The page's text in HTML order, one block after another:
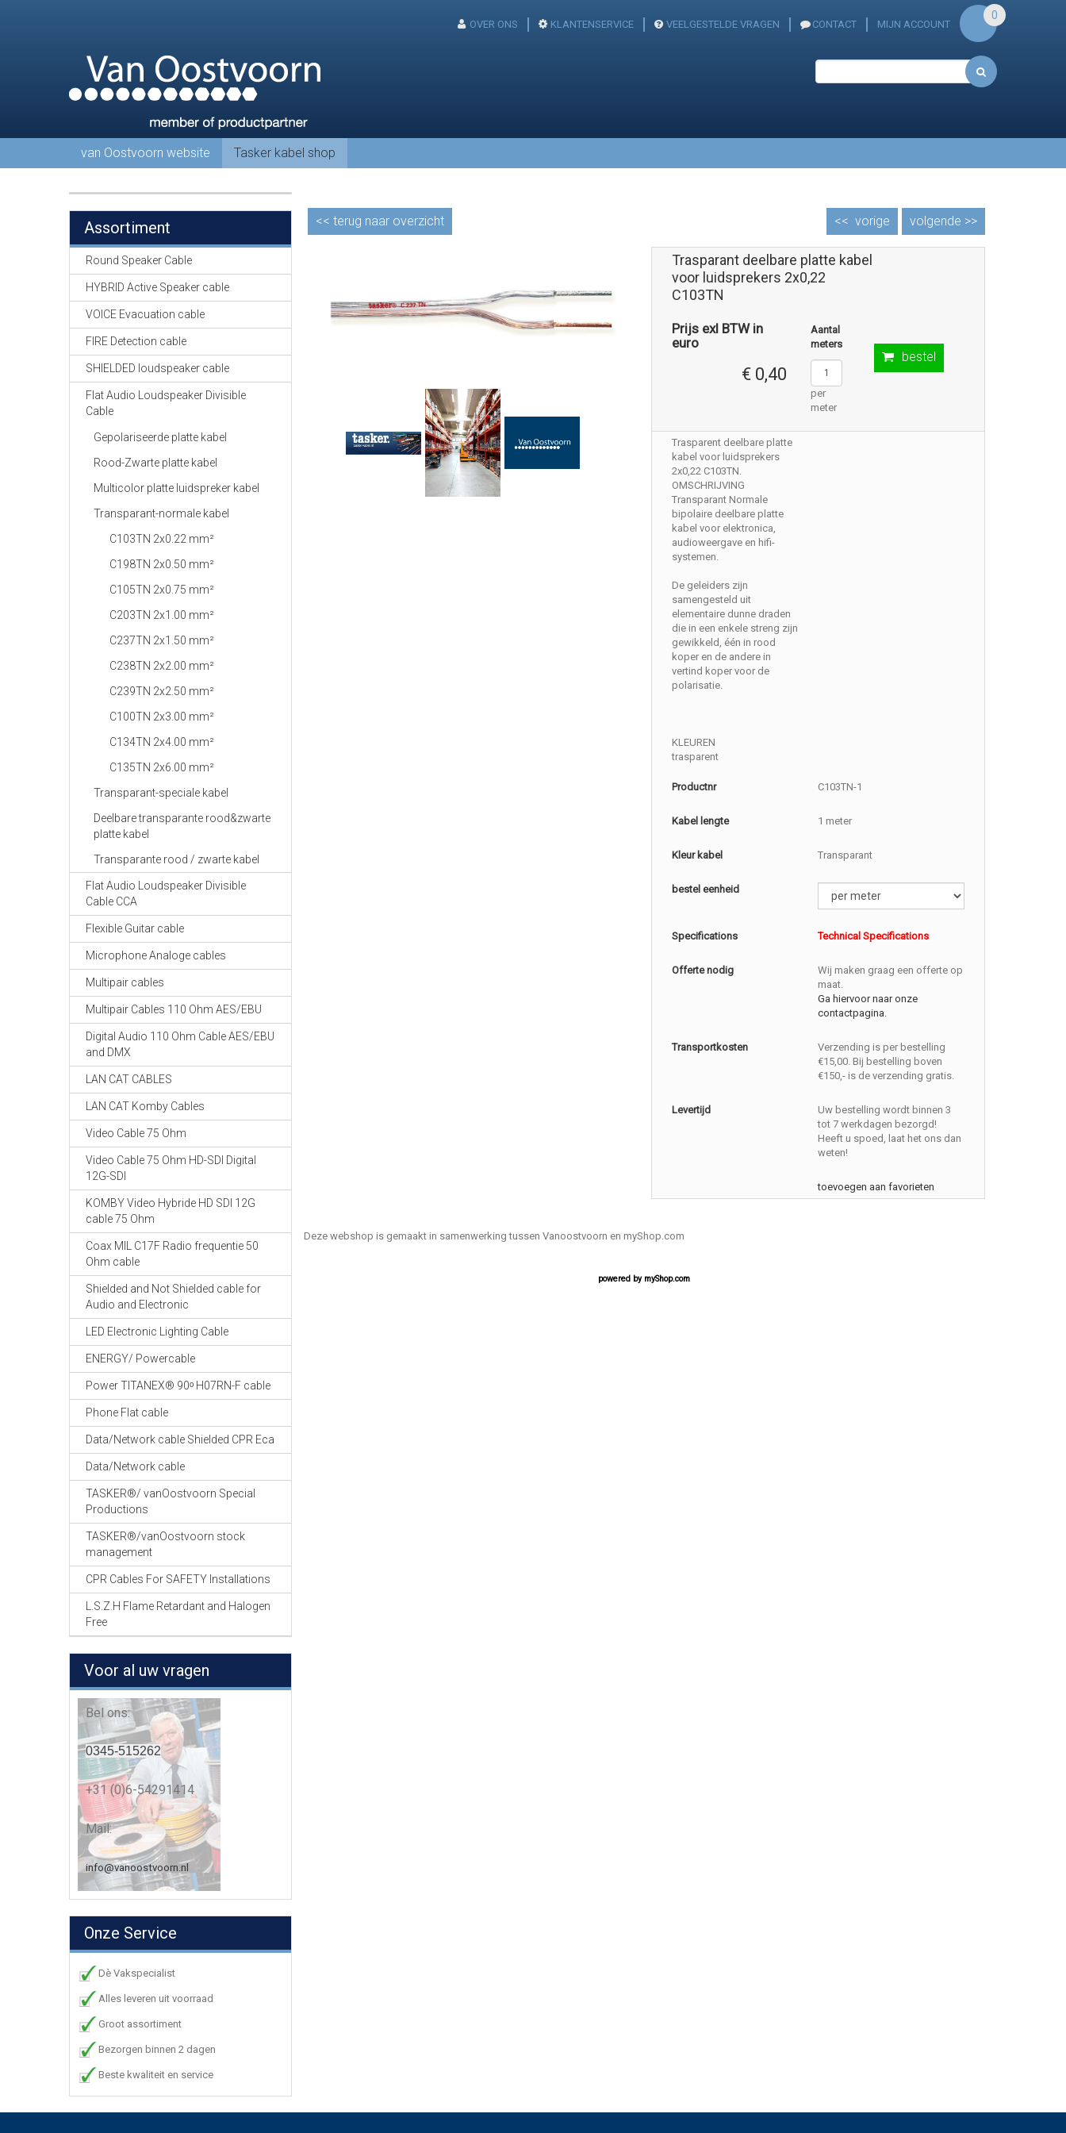
OVER ONS KLANTENSERVICE VEELGESTELDE VRAGEN CONTACT MIJN ACCOUNT
0
van Oostvoorn website Tasker kabel shop
Assortiment
Round Speaker Cable
HYBRID Active Speaker cable
VOICE Evacuation cable
FIRE Detection cable
SHIELDED loudspeaker cable
Flat Audio Loudspeaker Divisible
Cable
Gepolariseerde platte kabel
Rood-Zwarte platte kabel
Multicolor platte luidspreker kabel
Transparant-normale kabel
C103TN 2x0.22 mm²
C198TN 2x0.50 mm²
C105TN 2x0.75 mm²
C203TN 2x1.00 mm²
C237TN 2x1.50 mm²
C238TN 2x2.00 mm²
C239TN 2x2.50 mm²
C100TN 2x3.00 mm²
C134TN 2x4.00 mm²
C135TN 2x6.00 mm²
Transparant-speciale kabel
Deelbare transparante rood&zwarte
platte kabel
Transparante rood / zwarte kabel
Flat Audio Loudspeaker Divisible
Cable CCA
Flexible Guitar cable
Microphone Analoge cables
Multipair cables
Multipair Cables 110 Ohm AES/EBU
Digital Audio 110 Ohm Cable AES/EBU
and DMX
LAN CAT CABLES
LAN CAT Komby Cables
Video Cable 75 Ohm
Video Cable 75 Ohm HD-SDI Digital
12G-SDI
KOMBY Video Hybride HD SDI 12G
cable 75 Ohm
Coax MIL C17F Radio frequentie 50
Ohm cable
Shielded and Not Shielded cable for
Audio and Electronic
LED Electronic Lighting Cable
ENERGY/ Powercable
Power TITANEX® 90ᵒ H07RN-F cable
Phone Flat cable
Data/Network cable Shielded CPR Eca
Data/Network cable
TASKER®/ vanOostvoorn Special
Productions
TASKER®/vanOostvoorn stock
management
CPR Cables For SAFETY Installations
L.S.Z.H Flame Retardant and Halogen
Free
Voor al uw vragen
Bel ons:
0345-515262
+31 (0)6-54291414
Mail:
info@vanoostvoorn.nl
Onze Service
Dè Vakspecialist
Alles leveren uit voorraad
Groot assortiment
Bezorgen binnen 2 dagen
Beste kwaliteit en service
<< terug naar overzicht volgende >>
<< vorige
Trasparant deelbare platte kabel
voor luidsprekers 2x0,22
C103TN
Prijs exl BTW in
euro
€ 0,40
Aantal
meters
per
meter
bestel
Trasparent deelbare platte
kabel voor luidsprekers
2x0,22 C103TN.
OMSCHRIJVING
Transparant Normale
bipolaire deelbare platte
kabel voor elektronica,
audioweergave en hifi-
systemen.
De geleiders zijn
samengesteld uit
elementaire dunne draden
die in een enkele streng zijn
gewikkeld, één in rood
koper en de andere in
vertind koper voor de
polarisatie.
KLEUREN
trasparent
Productnr C103TN-1
Kabel lengte 1 meter
Kleur kabel Transparant
bestel eenheid
Specifications Technical Specifications
Offerte nodig
Wij maken graag een offerte op
maat.
Ga hiervoor naar onze
contactpagina.
Transportkosten
Verzending is per bestelling
€15,00. Bij bestelling boven
€150,- is de verzending gratis.
Levertijd
Uw bestelling wordt binnen 3
tot 7 werkdagen bezorgd!
Heeft u spoed, laat het ons dan
weten!
toevoegen aan favorieten
Deze webshop is gemaakt in samenwerking tussen Vanoostvoorn en myShop.com
powered by myShop.com